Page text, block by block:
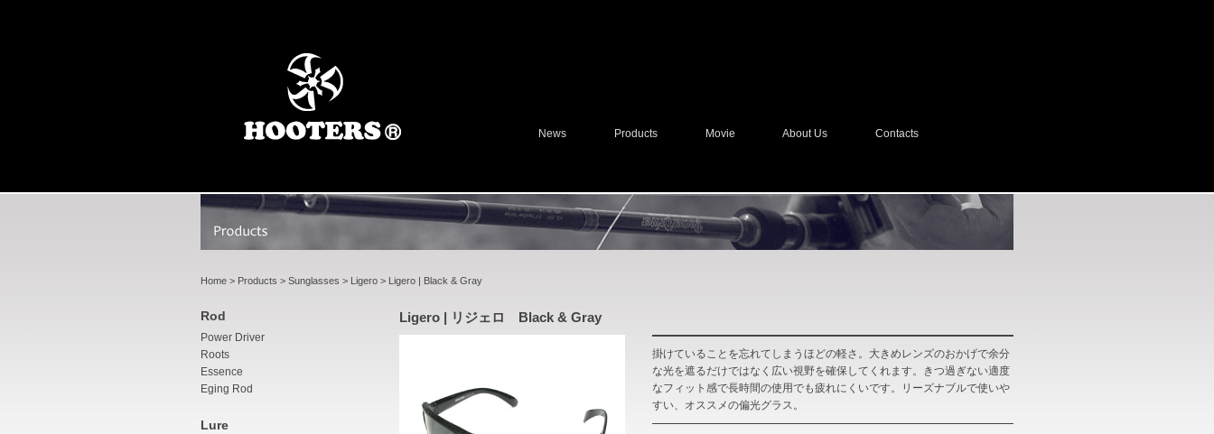
News Products Movie About Us Contacts
Home > Products > Sunglasses > Ligero > Ligero | Black & Gray
Rod
Power Driver
Roots
Essence
Eging Rod
Lure
Ligero | リジェロ Black & Gray
掛けていることを忘れてしまうほどの軽さ。大きめレンズのおかげで余分
な光を遮るだけではなく広い視野を確保してくれます。きつ過ぎない適度
なフィット感で長時間の使用でも疲れにくいです。リーズナブルで使いや
すい、オススメの偏光グラス。